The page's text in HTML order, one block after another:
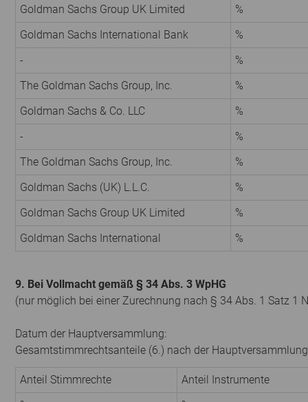
Goldman Sachs Group UK Limited
%
Goldman Sachs International Bank
%
-
%
The Goldman Sachs Group, Inc.
%
Goldman Sachs & Co. LLC
%
-
%
The Goldman Sachs Group, Inc.
%
Goldman Sachs (UK) L.L.C.
%
Goldman Sachs Group UK Limited
%
Goldman Sachs International
%
9. Bei Vollmacht gemäß § 34 Abs. 3 WpHG
(nur möglich bei einer Zurechnung nach § 34 Abs. 1 Satz 1
Datum der Hauptversammlung:
Gesamtstimmrechtsanteile (6.) nach der
Anteil Stimmrechte
Anteil Instrumente